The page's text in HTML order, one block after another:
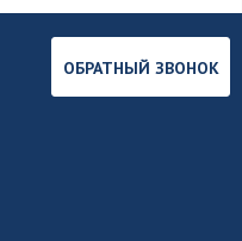
ОБРАТНЫЙ ЗВОНОК